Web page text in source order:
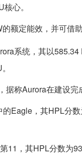
心。
额定能效，并可借
系统，其以
称Aurora在建设完
Eagle，其HPL分
11，其HPL分数为